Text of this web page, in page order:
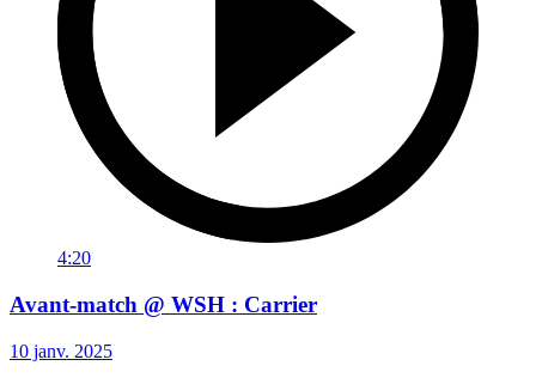
4:20
Avant-match @ WSH : Carrier
10 janv. 2025